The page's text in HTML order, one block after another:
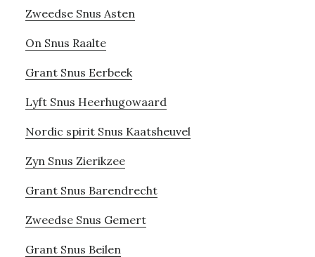
Zweedse Snus Asten
On Snus Raalte
Grant Snus Eerbeek
Lyft Snus Heerhugowaard
Nordic spirit Snus Kaatsheuvel
Zyn Snus Zierikzee
Grant Snus Barendrecht
Zweedse Snus Gemert
Grant Snus Beilen